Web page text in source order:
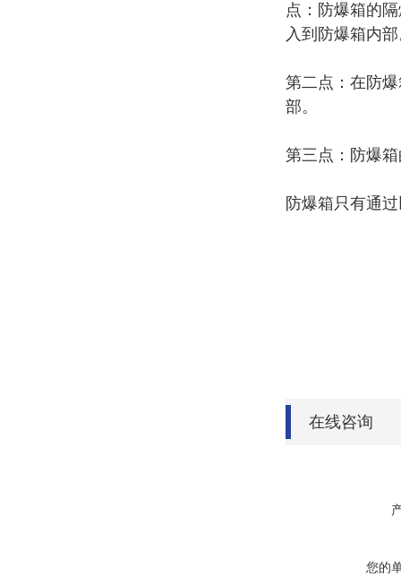
点：防爆箱的
入到防爆箱内
第二点：在防
部。
第三点：防爆
防爆箱只有通
在线咨询
您的